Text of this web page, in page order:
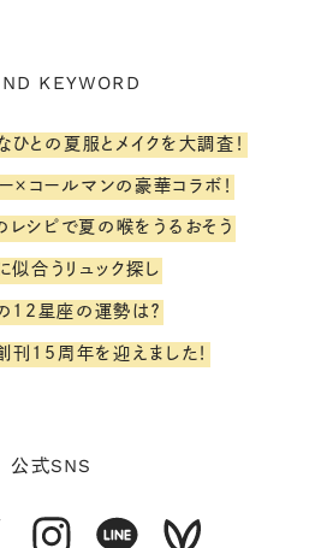
KEYWORD
との夏服とメイクを大調査！
×コールマンの豪華コラボ！
レシピで夏の喉をうるおそう
似合うリュック探し
12星座の運勢は？
刊15周年を迎えました！
公式SNS